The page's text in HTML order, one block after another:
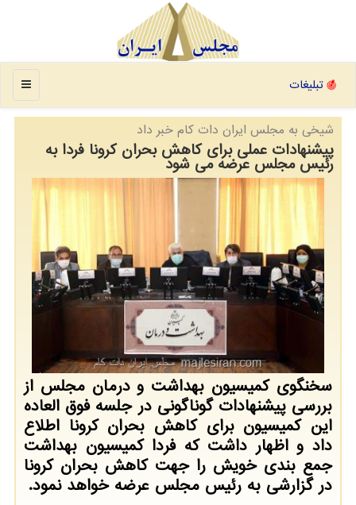
منو تبلیغات
شیخی به مجلس ایران دات كام خبر داد
پیشنهادات عملی برای کاهش بحران کرونا فردا به
رئیس مجلس عرضه می شود
سخنگوی کمیسیون بهداشت و درمان مجلس از
بررسی پیشنهادات گوناگونی در جلسه فوق العاده
این کمیسیون برای کاهش بحران کرونا اطلاع
داد و اظهار داشت که فردا کمیسیون بهداشت
جمع بندی خویش را جهت کاهش بحران کرونا
در گزارشی به رئیس مجلس عرضه خواهد نمود.